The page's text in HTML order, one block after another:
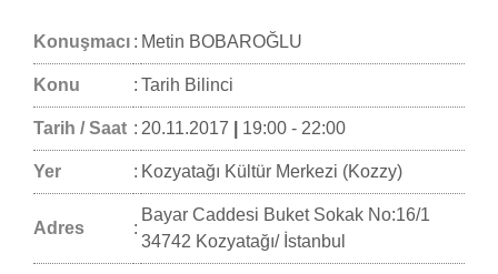
Konuşmacı : Metin BOBAROĞLU
Konu : Tarih Bilinci
Tarih / Saat : 20.11.2017 19:00 - 22:00
Yer : Kozyatağı Kültür Merkezi (Kozzy)
Adres :
Bayar Caddesi Buket Sokak No:16/1
34742 Kozyatağı/ İstanbul